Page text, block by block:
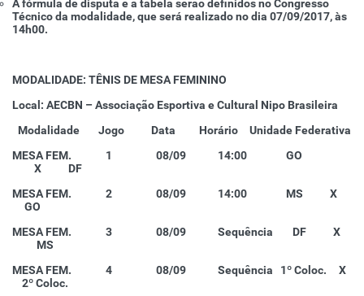
A fórmula de disputa e a tabela serão definidos no Congresso
Técnico da modalidade, que será realizado no dia 07/09/2017, às
14h00.
MODALIDADE: TÊNIS DE MESA FEMININO
Local: AECBN – Associação Esportiva e Cultural Nipo Brasileira
Modalidade
Jogo Data Horário
Unidade Federativa
MESA FEM. 1 08/09 14:00 GO
X DF
MESA FEM. 2 08/09 14:00 MS X
GO
MESA FEM. 3 08/09 Sequência DF X
MS
MESA FEM. 4 08/09 Sequência 1º Coloc. X
2º Coloc.